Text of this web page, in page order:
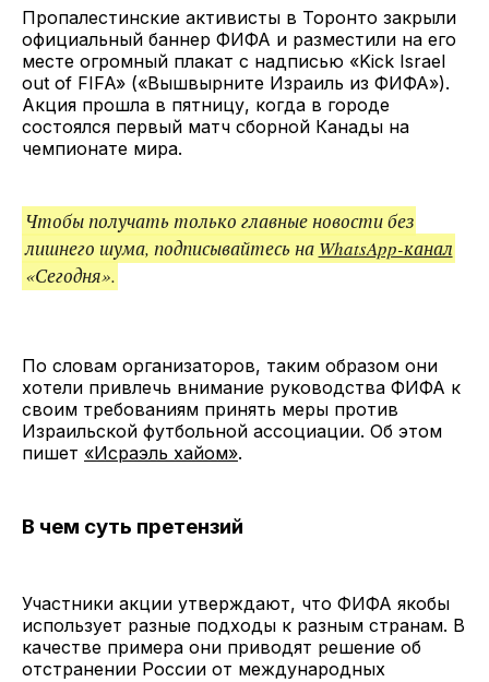
Пропалестинские активисты в Торонто закрыли
официальный баннер ФИФА и разместили на его
месте огромный плакат с надписью «Kick Israel
out of FIFA» («Вышвырните Израиль из ФИФА»).
Акция прошла в пятницу, когда в городе
состоялся первый матч сборной Канады на
чемпионате мира.
Чтобы получать только главные новости без
лишнего шума, подписывайтесь на WhatsApp-канал
«Сегодня».
По словам организаторов, таким образом они
хотели привлечь внимание руководства ФИФА к
своим требованиям принять меры против
Израильской футбольной ассоциации. Об этом
пишет «Исраэль хайом».
В чем суть претензий
Участники акции утверждают, что ФИФА якобы
использует разные подходы к разным странам. В
качестве примера они приводят решение об
отстранении России от международных